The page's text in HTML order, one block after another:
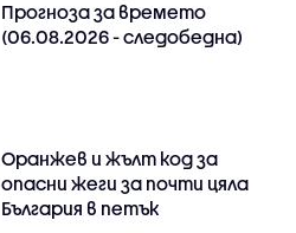
Прогноза за времето
(06.08.2026 - следобедна)
Оранжев и жълт код за
опасни жеги за почти цяла
България в петък